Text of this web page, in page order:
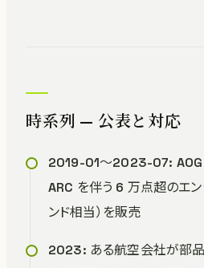
時系列 — 公表と対応
2019-01〜2023-07:
ARC を伴う 6 万点超のエ
ンド相当）を販売
2023: ある航空会社が部